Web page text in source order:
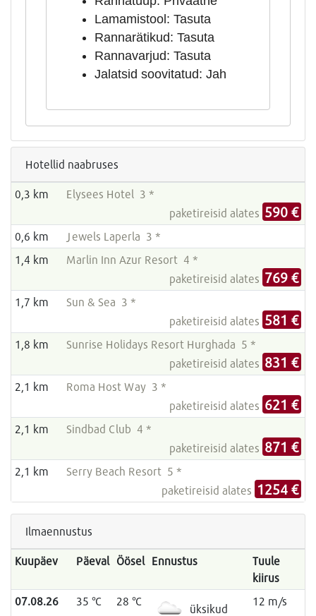
Lamamistool: Tasuta
Rannarätikud: Tasuta
Rannavarjud: Tasuta
Jalatsid soovitatud: Jah
Hotellid naabruses
0,3 km
Elysees Hotel 3 *
paketireisid alates 590 €
0,6 km
Jewels Laperla 3 *
1,4 km
Marlin Inn Azur Resort 4 *
paketireisid alates 769 €
1,7 km
Sun & Sea 3 *
paketireisid alates 581 €
1,8 km
Sunrise Holidays Resort Hurghada 5 *
paketireisid alates 831 €
2,1 km
Roma Host Way 3 *
paketireisid alates 621 €
2,1 km
Sindbad Club 4 *
paketireisid alates 871 €
2,1 km
Serry Beach Resort 5 *
paketireisid alates 1254 €
Ilmaennustus
Kuupäev Päeval Öösel Ennustus
Tuule
kiirus
07.08.26
35 °C 28 °C
üksikud
12 m/s